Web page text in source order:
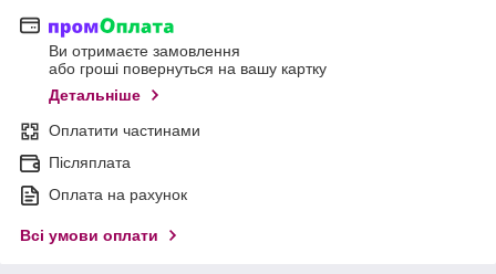
Ви отримаєте замовлення
або гроші повернуться на вашу картку
Детальніше
Оплатити частинами
Післяплата
Оплата на рахунок
Всі умови оплати